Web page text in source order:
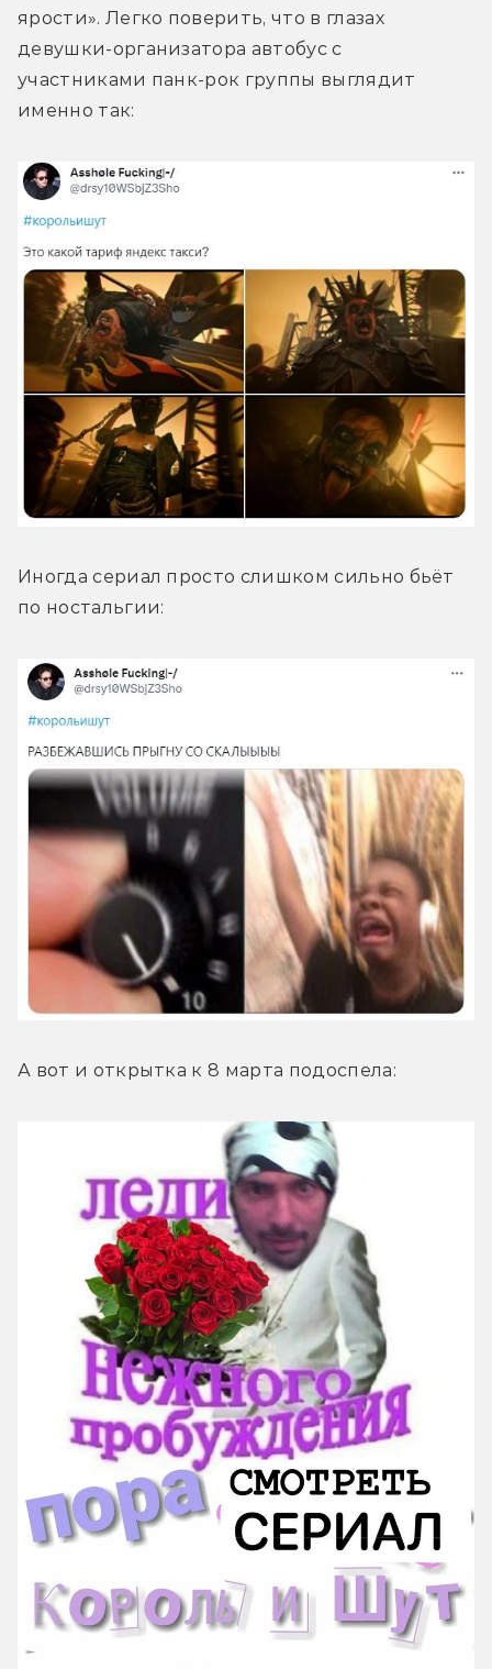
ярости». Легко поверить, что в глазах
девушки-организатора автобус с
участниками панк-рок группы выглядит
именно так:
Иногда сериал просто слишком сильно бьёт
по ностальгии:
А вот и открытка к 8 марта подоспела: